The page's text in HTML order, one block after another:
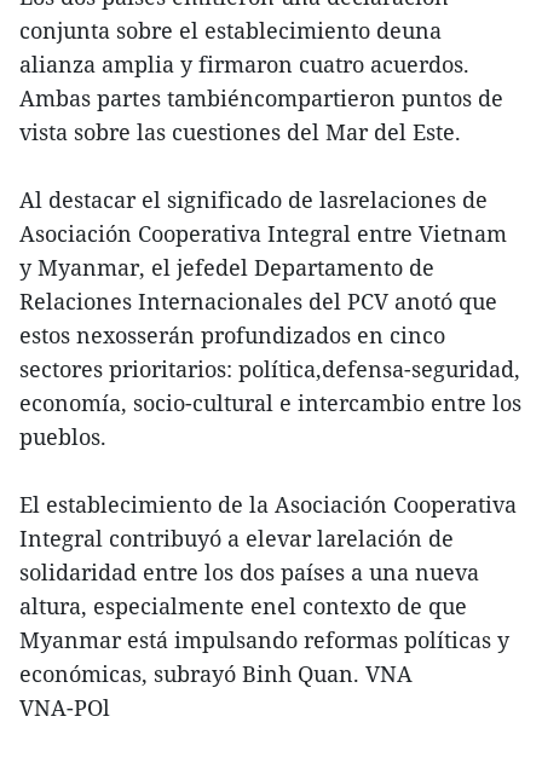
conjunta sobre el establecimiento deuna
alianza amplia y firmaron cuatro acuerdos.
Ambas partes tambiéncompartieron puntos de
vista sobre las cuestiones del Mar del Este.
Al destacar el significado de lasrelaciones de
Asociación Cooperativa Integral entre Vietnam
y Myanmar, el jefedel Departamento de
Relaciones Internacionales del PCV anotó que
estos nexosserán profundizados en cinco
sectores prioritarios: política,defensa-seguridad,
economía, socio-cultural e intercambio entre los
pueblos.
El establecimiento de la Asociación Cooperativa
Integral contribuyó a elevar larelación de
solidaridad entre los dos países a una nueva
altura, especialmente enel contexto de que
Myanmar está impulsando reformas políticas y
económicas, subrayó Binh Quan. VNA
VNA-POl